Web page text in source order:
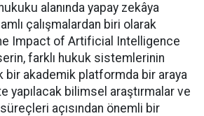
alanında yapay zekâya
çalışmalardan biri olarak
Impact of Artificial Intelligence
farklı hukuk sistemlerinin
bir akademik platformda bir araya
yapılacak bilimsel araştırmalar ve
açısından önemli bir